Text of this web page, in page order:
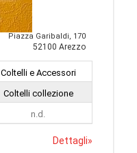
Piazza Garibaldi, 170
52100 Arezzo
Coltelli e Accessori
Coltelli collezione
n.d.
Dettagli»